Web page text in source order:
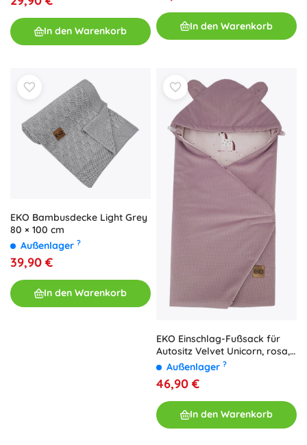
In den Warenkorb In den Warenkorb
EKO Bambusdecke Light Grey
80 × 100 cm
Außenlager ?
39,90 €
In den Warenkorb
EKO Einschlag-Fußsack für
Autositz Velvet Unicorn, rosa,
110 × 100 cm
Außenlager ?
46,90 €
In den Warenkorb